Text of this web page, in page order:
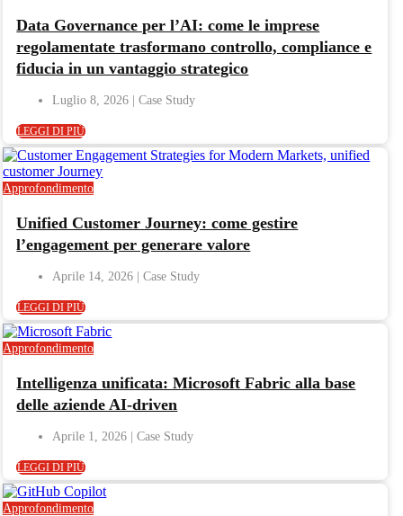
Data Governance per l’AI: come le imprese
regolamentate trasformano controllo, compliance e
fiducia in un vantaggio strategico
Luglio 8, 2026
LEGGI DI PIÙ
Approfondimento
Unified Customer Journey: come gestire
l’engagement per generare valore
Aprile 14, 2026
LEGGI DI PIÙ
Approfondimento
Intelligenza unificata: Microsoft Fabric alla base
delle aziende AI-driven
Aprile 1, 2026
LEGGI DI PIÙ
Approfondimento